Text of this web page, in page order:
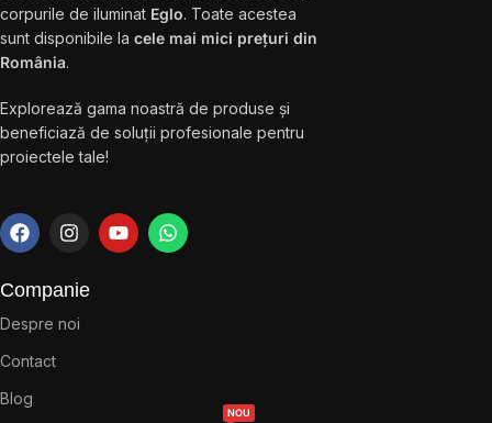
corpurile de iluminat Eglo. Toate acestea
sunt disponibile la cele mai mici prețuri din
România.
Explorează gama noastră de produse și
beneficiază de soluții profesionale pentru
proiectele tale!
Companie
Despre noi
Contact
Blog
NOU